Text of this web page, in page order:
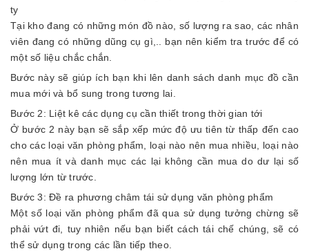
ty
Tại kho đang có những món đồ nào, số lượng ra sao, các nhân
viên đang có những dũng cụ gì,.. bạn nên kiểm tra trước để có
một số liệu chắc chắn.
Bước này sẽ giúp ích bạn khi lên danh sách danh mục đồ cần
mua mới và bổ sung trong tương lai.
Bước 2: Liệt kê các dụng cụ cần thiết trong thời gian tới
Ở bước 2 này bạn sẽ sắp xếp mức độ ưu tiên từ thấp đến cao
cho các loại văn phòng phẩm, loại nào nên mua nhiều, loại nào
nên mua ít và danh mục các lại không cần mua do dư lại số
lượng lớn từ trước.
Bước 3: Đề ra phương châm tái sử dụng văn phòng phẩm
Một số loại văn phòng phẩm đã qua sử dụng tưởng chừng sẽ
phải vứt đi, tuy nhiên nếu bạn biết cách tái chế chúng, sẽ có
thể sử dụng trong các lần tiếp theo.